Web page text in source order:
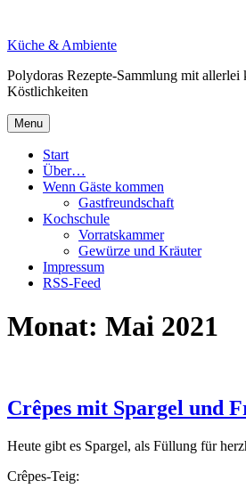
content
Küche & Ambiente
Polydoras Rezepte-Sammlung mit allerlei
Köstlichkeiten
Menu
Start
Über…
Wenn Gäste kommen
Gastfreundschaft
Kochschule
Vorratskammer
Gewürze und Kräuter
Impressum
RSS-Feed
Monat: Mai 2021
Crêpes mit Spargel und
Heute gibt es Spargel, als Füllung für
Crêpes-Teig: